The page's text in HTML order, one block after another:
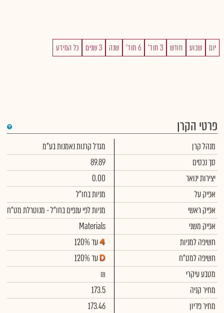
יום שבוע חודש 3 חוד' 6 חוד' שנה 3 שנים כל המידע
פרטי הקרן
מנהל קרן
מגדל קרנות נאמנות בע"מ
סך נכסים
89.89
יצירות ינואר
0.00
אפיק על
מניות בחו"ל
אפיק ראשי
מניות לפי ענפים בחו"ל - מנוטרלת מט"ח
אפיק משני
Materials
חשיפה למניות
עד 120%
חשיפה למט"ח
עד 120%
מטבע עיקרי
₪
מחיר קניה
173.5
מחיר פדיון
173.46